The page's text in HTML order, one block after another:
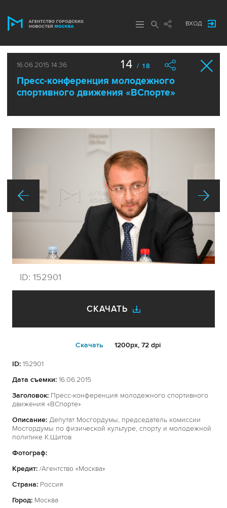
ВХОД
16.06.2015 14:36
Пресс-конференция молодежного
спортивного движения «ВСпорте»
14 / 18
ID: 152901
СКАЧАТЬ
Cкачать 1200px, 72 dpi
ID: 152901
Дата съемки: 16.06.2015
Заголовок: Пресс-конференция молодежного спортивного
движения «ВСпорте»
Описание: Депутат Мосгордумы, председатель комиссии
Мосгордумы по физической культуре, спорту и молодежной
политике К.Щитов
Фотограф:
Кредит: /Агентство «Москва»
Страна: Россия
Город: Москва